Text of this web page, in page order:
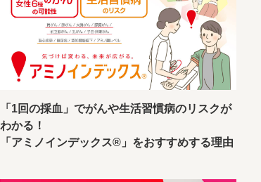
「1回の採血」でがんや生活習慣病のリスクが
わかる！
「アミノインデックス®」をおすすめする理由